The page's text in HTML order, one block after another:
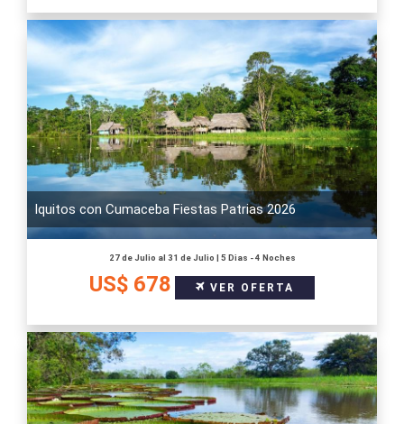
Iquitos con Cumaceba Fiestas Patrias 2026
27 de Julio al 31 de Julio | 5 Dias - 4 Noches
US$ 678 VER OFERTA